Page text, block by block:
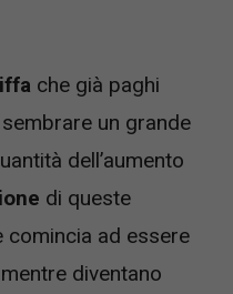
che già paghi
un grande
dell’aumento
di queste
comincia ad essere
diventano